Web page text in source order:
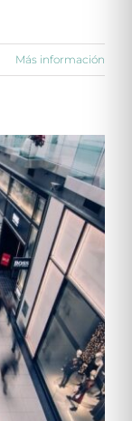
Más información